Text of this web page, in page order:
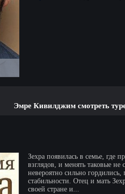
Эмре Кивилджим смотреть
Зехра появилась в семье, где
взглядов, и менять таковые
невероятно сильно
стабильности. Отец и мать
своей стране и...